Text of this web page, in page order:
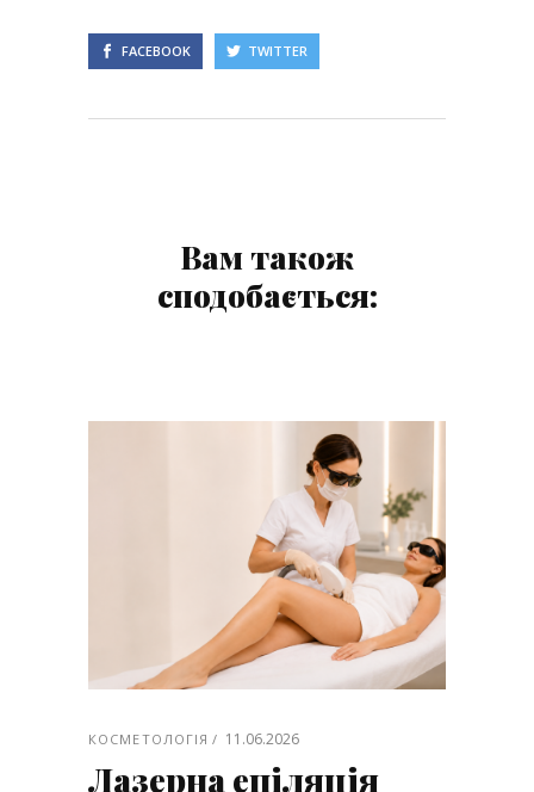
FACEBOOK TWITTER
Вам також
сподобається:
КОСМЕТОЛОГІЯ 11.06.2026
Лазерна епіляція